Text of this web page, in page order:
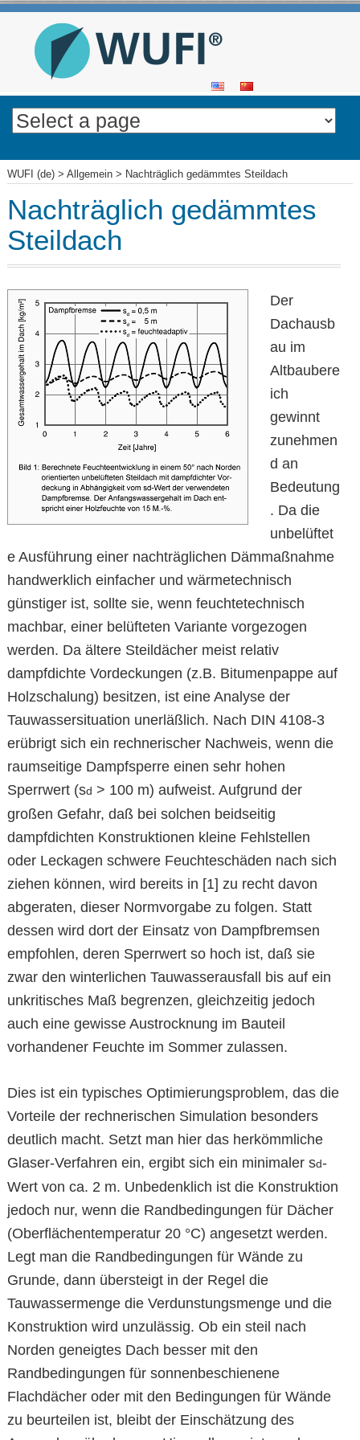
SKIP
TO
CONTENT
WUFI (de)> Allgemein> Nachträglich gedämmtes Steildach
Nachträglich gedämmtes
Steildach
Der
Dachausb
au im
Altbaubere
ich
gewinnt
zunehmen
d an
Bedeutung
. Da die
unbelüftet
e Ausführung einer nachträglichen Dämmaßnahme
handwerklich einfacher und wärmetechnisch
günstiger ist, sollte sie, wenn feuchtetechnisch
machbar, einer belüfteten Variante vorgezogen
werden. Da ältere Steildächer meist relativ
dampfdichte Vordeckungen (z.B. Bitumenpappe auf
Holzschalung) besitzen, ist eine Analyse der
Tauwassersituation unerläßlich. Nach DIN 4108-3
erübrigt sich ein rechnerischer Nachweis, wenn die
raumseitige Dampfsperre einen sehr hohen
Sperrwert (sd > 100 m) aufweist. Aufgrund der
großen Gefahr, daß bei solchen beidseitig
dampfdichten Konstruktionen kleine Fehlstellen
oder Leckagen schwere Feuchteschäden nach sich
ziehen können, wird bereits in [1] zu recht davon
abgeraten, dieser Normvorgabe zu folgen. Statt
dessen wird dort der Einsatz von Dampfbremsen
empfohlen, deren Sperrwert so hoch ist, daß sie
zwar den winterlichen Tauwasserausfall bis auf ein
unkritisches Maß begrenzen, gleichzeitig jedoch
auch eine gewisse Austrocknung im Bauteil
vorhandener Feuchte im Sommer zulassen.
Dies ist ein typisches Optimierungsproblem, das die
Vorteile der rechnerischen Simulation besonders
deutlich macht. Setzt man hier das herkömmliche
Glaser-Verfahren ein, ergibt sich ein minimaler sd-
Wert von ca. 2 m. Unbedenklich ist die Konstruktion
jedoch nur, wenn die Randbedingungen für Dächer
(Oberflächentemperatur 20 °C) angesetzt werden.
Legt man die Randbedingungen für Wände zu
Grunde, dann übersteigt in der Regel die
Tauwassermenge die Verdunstungsmenge und die
Konstruktion wird unzulässig. Ob ein steil nach
Norden geneigtes Dach besser mit den
Randbedingungen für sonnenbeschienene
Flachdächer oder mit den Bedingungen für Wände
zu beurteilen ist, bleibt der Einschätzung des